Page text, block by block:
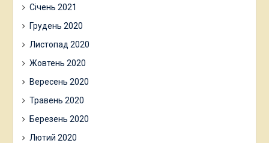
Січень 2021
Грудень 2020
Листопад 2020
Жовтень 2020
Вересень 2020
Травень 2020
Березень 2020
Лютий 2020